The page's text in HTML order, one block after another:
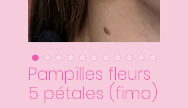
Pampilles fleurs
5 pétales (fimo)